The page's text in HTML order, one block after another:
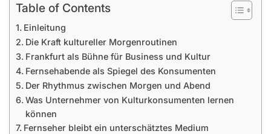
Table of Contents
Einleitung
Die Kraft kultureller Morgenroutinen
Frankfurt als Bühne für Business und Kultur
Fernsehabende als Spiegel des Konsumenten
Der Rhythmus zwischen Morgen und Abend
Was Unternehmer von Kulturkonsumenten lernen
können
Fernseher bleibt ein unterschätztes Medium